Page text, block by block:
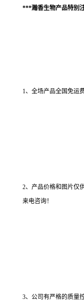
***瀚香生物产品特别
1、全场产品全国免运费
2、产品价格和图片仅
来电咨询！
3、公司有严格的质量